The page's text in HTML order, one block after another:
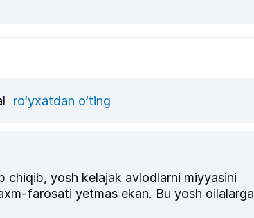
ro‘yxatdan o‘ting
chiqib, yosh kelajak avlodlarni miyyasini
farosati yetmas ekan. Bu yosh oilalarga